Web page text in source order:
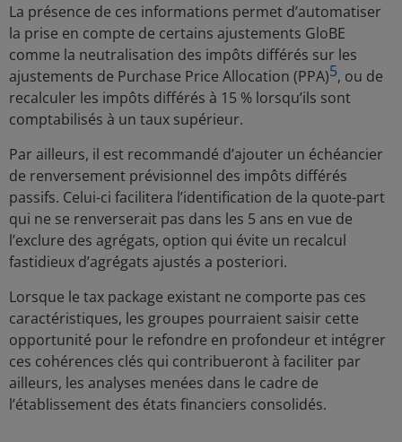
La présence de ces informations permet d’automatiser
la prise en compte de certains ajustements GloBE
comme la neutralisation des impôts différés sur les
ajustements de Purchase Price Allocation (PPA)5, ou de
recalculer les impôts différés à 15 % lorsqu’ils sont
comptabilisés à un taux supérieur.
Par ailleurs, il est recommandé d’ajouter un échéancier
de renversement prévisionnel des impôts différés
passifs. Celui-ci facilitera l’identification de la quote-part
qui ne se renverserait pas dans les 5 ans en vue de
l’exclure des agrégats, option qui évite un recalcul
fastidieux d’agrégats ajustés a posteriori.
Lorsque le tax package existant ne comporte pas ces
caractéristiques, les groupes pourraient saisir cette
opportunité pour le refondre en profondeur et intégrer
ces cohérences clés qui contribueront à faciliter par
ailleurs, les analyses menées dans le cadre de
l’établissement des états financiers consolidés.